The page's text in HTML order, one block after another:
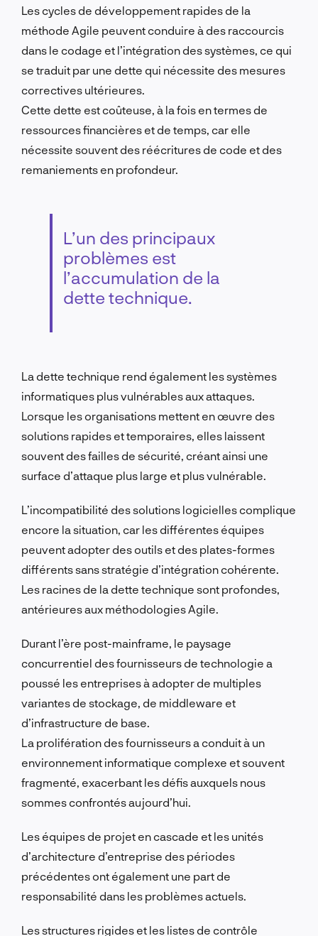
Les cycles de développement rapides de la
méthode Agile peuvent conduire à des raccourcis
dans le codage et l’intégration des systèmes, ce qui
se traduit par une dette qui nécessite des mesures
correctives ultérieures.
Cette dette est coûteuse, à la fois en termes de
ressources financières et de temps, car elle
nécessite souvent des réécritures de code et des
remaniements en profondeur.
L’un des principaux
problèmes est
l’accumulation de la
dette technique.
La dette technique rend également les systèmes
informatiques plus vulnérables aux attaques.
Lorsque les organisations mettent en œuvre des
solutions rapides et temporaires, elles laissent
souvent des failles de sécurité, créant ainsi une
surface d’attaque plus large et plus vulnérable.
L’incompatibilité des solutions logicielles complique
encore la situation, car les différentes équipes
peuvent adopter des outils et des plates-formes
différents sans stratégie d’intégration cohérente.
Les racines de la dette technique sont profondes,
antérieures aux méthodologies Agile.
Durant l’ère post-mainframe, le paysage
concurrentiel des fournisseurs de technologie a
poussé les entreprises à adopter de multiples
variantes de stockage, de middleware et
d’infrastructure de base.
La prolifération des fournisseurs a conduit à un
environnement informatique complexe et souvent
fragmenté, exacerbant les défis auxquels nous
sommes confrontés aujourd’hui.
Les équipes de projet en cascade et les unités
d’architecture d’entreprise des périodes
précédentes ont également une part de
responsabilité dans les problèmes actuels.
Les structures rigides et les listes de contrôle